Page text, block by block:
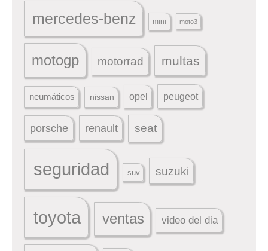
mercedes-benz mini moto3
motogp motorrad multas
neumáticos nissan opel peugeot
porsche renault seat
seguridad suv suzuki
toyota ventas video del dia